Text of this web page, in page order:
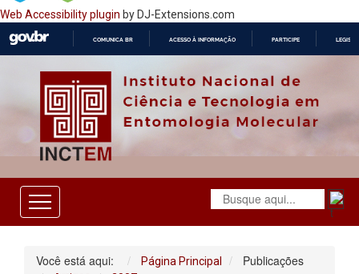
Web Accessibility plugin by DJ-Extensions.com
O
COMUNICA BR ACESSO À INFORMAÇÃO PARTICIPE
Você está aqui: Página Principal Publicações